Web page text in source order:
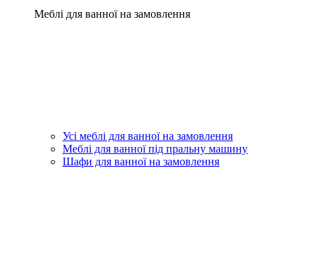
Меблі для ванної на замовлення
Усі меблі для ванної на замовлення
Меблі для ванної під пральну машину
Шафи для ванної на замовлення